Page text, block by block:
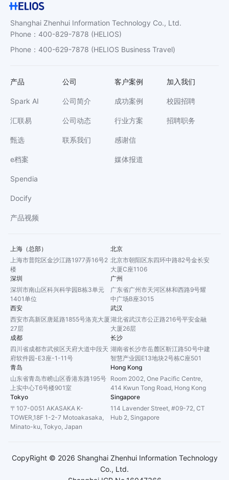
Shanghai Zhenhui Information Technology Co., Ltd.
Phone ： 400-829-7878 (HELIOS)
Phone ： 400-629-7878 (HELIOS Business Travel)
产品
Spark AI
汇联易
甄选
e档案
Spendia
Docify
产品视频
公司
公司简介
公司动态
联系我们
客户案例
成功案例
行业方案
感谢信
媒体报道
加入我们
校园招聘
招聘职务
上海（总部）
上海市普陀区金沙江路1977弄16号2
楼
北京
北京市朝阳区东四环中路82号金长安
大厦C座1106
深圳
深圳市南山区科兴科学园B栋3单元
1401单位
广州
广东省广州市天河区林和西路9号耀
中广场B座3015
西安
西安市高新区唐延路1855号洛克大厦
27层
武汉
湖北省武汉市公正路216号平安金融
大厦26层
成都
四川省成都市武侯区天府大道中段天
府软件园-E3座-1-11号
长沙
湖南省长沙市岳麓区靳江路50号中建
智慧产业园E13地块2号栋C座501
青岛
山东省青岛市崂山区香港东路195号
上实中心T6号楼901室
Hong Kong
Room 2002, One Pacific Centre,
414 Kwun Tong Road, Hong Kong
Tokyo
〒107-0051 AKASAKA K-
TOWER,18F 1-2-7 Motoakasaka,
Minato-ku, Tokyo, Japan
Singapore
114 Lavender Street, #09-72, CT
Hub 2, Singapore
CopyRight © 2026 Shanghai Zhenhui Information Technology
Co., Ltd.